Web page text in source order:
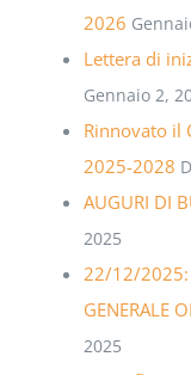
2026
Lettera di
Gennaio 2,
Rinnovato il
2025-2028
AUGURI DI
2025
22/12/2025:
GENERALE
2025